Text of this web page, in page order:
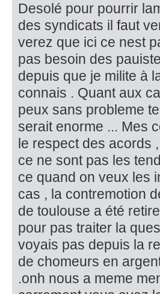
Desolé pour pourrir
des syndicats il faut
verez que ici ce nest
pas besoin des
depuis que je milite à
connais . Quant aux
peux sans probleme
serait enorme ... Mes
le respect des acords
ce ne sont pas les
ce quand on veux les
cas , la contremotion
de toulouse a été
pour pas traiter la
voyais pas depuis la
de chomeurs en
.onh nous a meme